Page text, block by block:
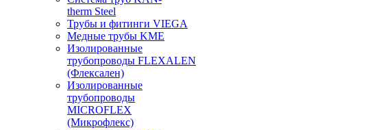
therm Steel
Трубы и фитинги VIEGA
Медные трубы KME
Изолированные
трубопроводы FLEXALEN
(Флексален)
Изолированные
трубопроводы
MICROFLEX
(Микрофлекс)